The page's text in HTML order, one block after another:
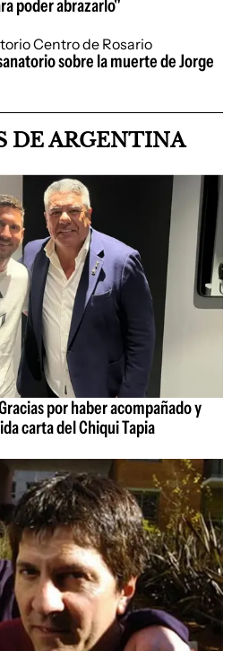
poder abrazarlo"
sobre la muerte de Jorge
DE ARGENTINA
por haber acompañado y
carta del Chiqui Tapia